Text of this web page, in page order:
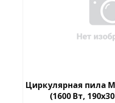
Циркулярная пила
(1600 Вт,